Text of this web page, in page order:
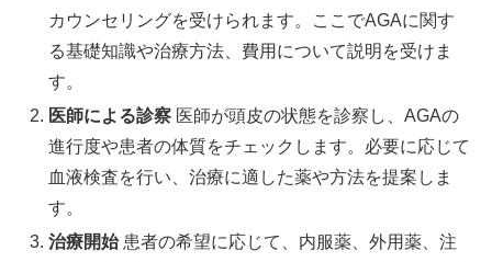
カウンセリングを受けられます。ここでAGAに関す
る基礎知識や治療方法、費用について説明を受けま
す。
医師による診察 医師が頭皮の状態を診察し、AGAの
進行度や患者の体質をチェックします。必要に応じて
血液検査を行い、治療に適した薬や方法を提案しま
す。
治療開始患者の希望に応じて、内服薬、外用薬、注